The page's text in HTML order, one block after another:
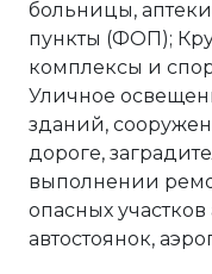
больницы,
пункты (ФОП);
комплексы и
Уличное
зданий,
дороге,
выполнении
опасных
автостоянок,